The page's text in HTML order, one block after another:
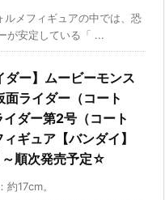
ルメフィギュアの中では、恐
が安定している「 ...
ダー】ムービーモンス
ライダー（コート
ダー第2号（コート
ギュア【バンダイ】
順次発売予定☆
17cm。